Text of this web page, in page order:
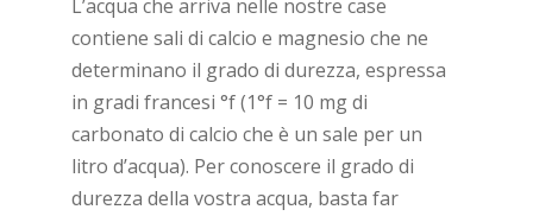
L’acqua che arriva nelle nostre case
contiene sali di calcio e magnesio che ne
determinano il grado di durezza, espressa
in gradi francesi °f (1°f = 10 mg di
carbonato di calcio che è un sale per un
litro d’acqua). Per conoscere il grado di
durezza della vostra acqua, basta far